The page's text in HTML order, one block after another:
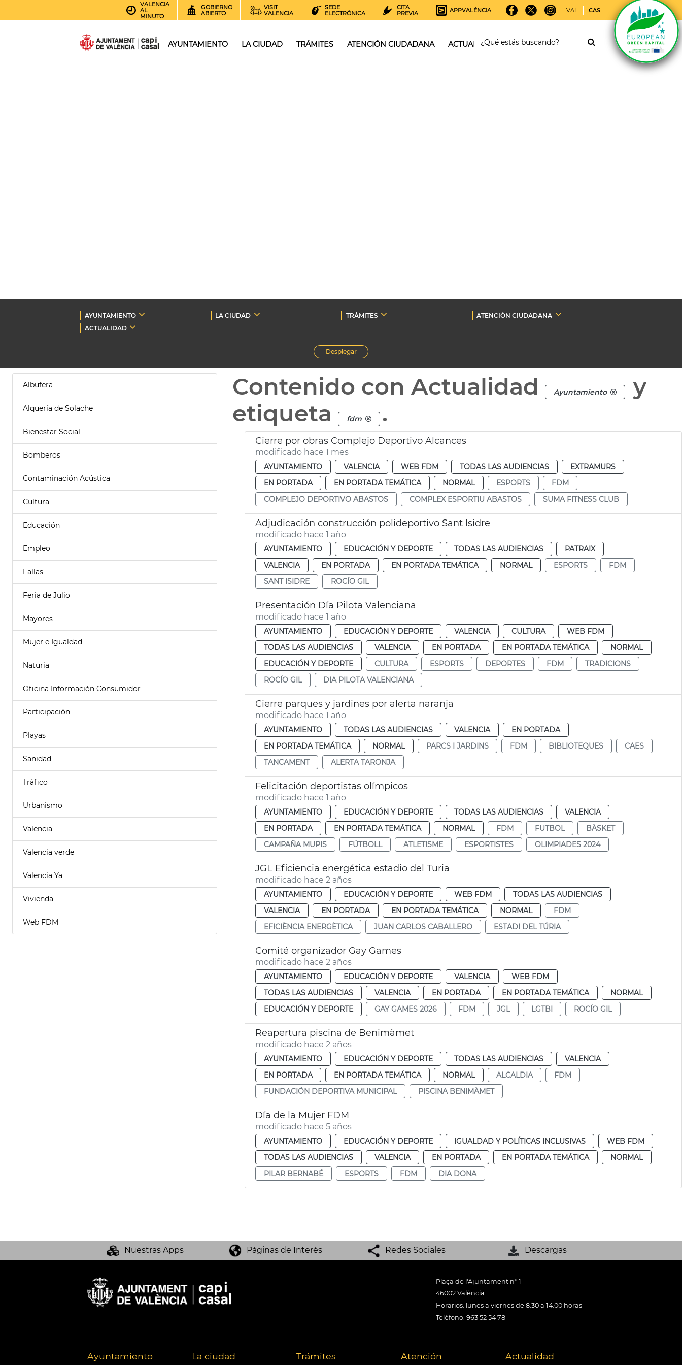
VALENCIA
AL
MINUTO
GOBIERNO
ABIERTO
VISIT
VALENCIA
SEDE
ELECTRÓNICA
CITA
PREVIA
APPVALÈNCIA VAL CAS
AYUNTAMIENTO LA CIUDAD TRÁMITES ATENCIÓN CIUDADANA ACTUALIDAD
AYUNTAMIENTO LA CIUDAD TRÁMITES
ATENCIÓN CIUDADANA
ACTUALIDAD
Desplegar
Albufera
Alquería de Solache
Bienestar Social
Bomberos
Contaminación Acústica
Cultura
Educación
Empleo
Fallas
Feria de Julio
Mayores
Mujer e Igualdad
Naturia
Oficina Información Consumidor
Participación
Playas
Sanidad
Tráfico
Urbanismo
Valencia
Valencia verde
Valencia Ya
Vivienda
Web FDM
Contenido con Actualidad Ayuntamiento
y
etiqueta
fdm .
Cierre por obras Complejo Deportivo Alcances
modificado hace 1 mes
AYUNTAMIENTO VALENCIA WEB FDM TODAS LAS AUDIENCIAS
EXTRAMURS
EN PORTADA
EN PORTADA TEMÁTICA NORMAL ESPORTS
FDM
COMPLEJO DEPORTIVO ABASTOS
COMPLEX ESPORTIU ABASTOS SUMA FITNESS CLUB
Adjudicación construcción polideportivo Sant Isidre
modificado hace 1 año
AYUNTAMIENTO EDUCACIÓN Y DEPORTE TODAS LAS AUDIENCIAS
PATRAIX
VALENCIA
EN PORTADA EN PORTADA TEMÁTICA NORMAL ESPORTS
FDM
SANT ISIDRE
ROCÍO GIL
Presentación Día Pilota Valenciana
modificado hace 1 año
AYUNTAMIENTO EDUCACIÓN Y DEPORTE VALENCIA CULTURA
WEB FDM
TODAS LAS AUDIENCIAS
VALENCIA EN PORTADA EN PORTADA TEMÁTICA
NORMAL
EDUCACIÓN Y DEPORTE
CULTURA ESPORTS DEPORTES FDM
TRADICIONS
ROCÍO GIL
DIA PILOTA VALENCIANA
Cierre parques y jardines por alerta naranja
modificado hace 1 año
AYUNTAMIENTO TODAS LAS AUDIENCIAS VALENCIA
EN PORTADA
EN PORTADA TEMÁTICA
NORMAL PARCS I JARDINS FDM BIBLIOTEQUES
CAES
TANCAMENT
ALERTA TARONJA
Felicitación deportistas olímpicos
modificado hace 1 año
AYUNTAMIENTO EDUCACIÓN Y DEPORTE TODAS LAS AUDIENCIAS
VALENCIA
EN PORTADA
EN PORTADA TEMÁTICA NORMAL FDM FUTBOL
BÀSKET
CAMPAÑA MUPIS
FÚTBOLL ATLETISME ESPORTISTES OLIMPIADES 2024
JGL Eficiencia energética estadio del Turia
modificado hace 2 años
AYUNTAMIENTO EDUCACIÓN Y DEPORTE WEB FDM
TODAS LAS AUDIENCIAS
VALENCIA
EN PORTADA EN PORTADA TEMÁTICA NORMAL
FDM
EFICIÈNCIA ENERGÈTICA
JUAN CARLOS CABALLERO ESTADI DEL TÚRIA
Comité organizador Gay Games
modificado hace 2 años
AYUNTAMIENTO EDUCACIÓN Y DEPORTE VALENCIA
WEB FDM
TODAS LAS AUDIENCIAS
VALENCIA EN PORTADA EN PORTADA TEMÁTICA
NORMAL
EDUCACIÓN Y DEPORTE
GAY GAMES 2026 FDM JGL LGTBI ROCÍO GIL
Reapertura piscina de Benimàmet
modificado hace 2 años
AYUNTAMIENTO EDUCACIÓN Y DEPORTE TODAS LAS AUDIENCIAS
VALENCIA
EN PORTADA
EN PORTADA TEMÁTICA NORMAL ALCALDIA
FDM
FUNDACIÓN DEPORTIVA MUNICIPAL
PISCINA BENIMÀMET
Día de la Mujer FDM
modificado hace 5 años
AYUNTAMIENTO EDUCACIÓN Y DEPORTE IGUALDAD Y POLÍTICAS INCLUSIVAS
WEB FDM
TODAS LAS AUDIENCIAS
VALENCIA EN PORTADA EN PORTADA TEMÁTICA
NORMAL
PILAR BERNABÉ
ESPORTS FDM DIA DONA
Nuestras Apps Páginas de Interés Redes Sociales Descargas
Plaça de l'Ajuntament nº 1
46002 València
Horarios: lunes a viernes de 8:30 a 14:00 horas
Teléfono: 963 52 54 78
Ayuntamiento La ciudad Trámites
Atención
Actualidad